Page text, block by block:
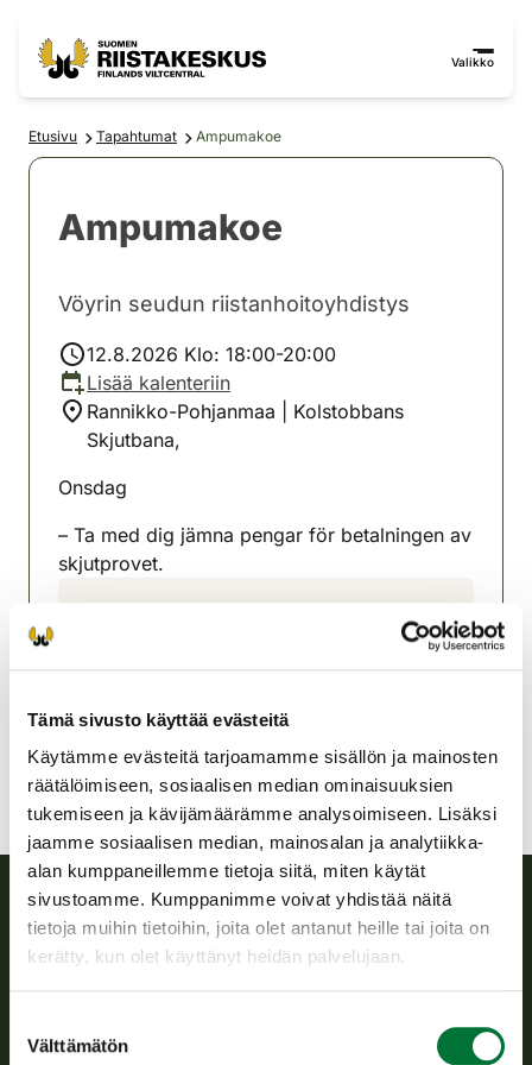
Tämä sivusto käyttää evästeitä
Käytämme evästeitä tarjoamamme sisällön ja mainosten
räätälöimiseen, sosiaalisen median ominaisuuksien
tukemiseen ja kävijämäärämme analysoimiseen. Lisäksi
jaamme sosiaalisen median, mainosalan ja analytiikka-
alan kumppaneillemme tietoja siitä, miten käytät
sivustoamme. Kumppanimme voivat yhdistää näitä
tietoja muihin tietoihin, joita olet antanut heille tai joita on
kerätty, kun olet käyttänyt heidän palvelujaan.
valinta
Välttämätön
Valikko
Etusivu Tapahtumat Ampumakoe
Ampumakoe
Vöyrin seudun riistanhoitoyhdistys
12.8.2026 Klo: 18:00-20:00
Lisää kalenteriin
Rannikko-Pohjanmaa | Kolstobbans
Skjutbana,
Onsdag
– Ta med dig jämna pengar för betalningen av
skjutprovet.
Vöyrin seudun riistanhoitoyhdistys
050-309 4086
Suomen riistakeskus
toimeenpanosta sekä vastaa sille säädetyistä julkisista